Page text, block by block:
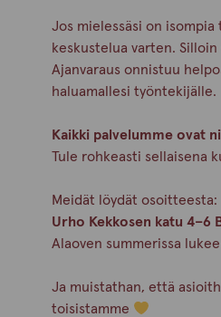
Jos mielessäsi on
keskustelua varten.
Ajanvaraus onnistuu
haluamallesi työntekijälle.
Kaikki palvelumme ovat
Tule rohkeasti sellaisena
Meidät löydät osoitteesta:
Urho Kekkosen katu 4–6
Alaoven summerissa lukee
Ja muistathan, että
toisistamme